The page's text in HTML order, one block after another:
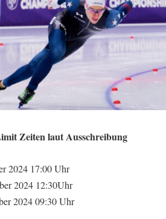
Zeiten laut Ausschreibung
2024 17:00 Uhr
2024 12:30Uhr
2024 09:30 Uhr